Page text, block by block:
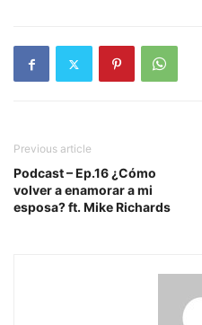
Previous article
Podcast – Ep.16 ¿Cómo
volver a enamorar a mi
esposa? ft. Mike Richards